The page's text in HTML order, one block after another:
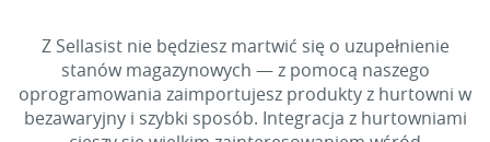
Z Sellasist nie będziesz martwić się o uzupełnienie
stanów magazynowych — z pomocą naszego
oprogramowania zaimportujesz produkty z hurtowni w
bezawaryjny i szybki sposób. Integracja z hurtowniami